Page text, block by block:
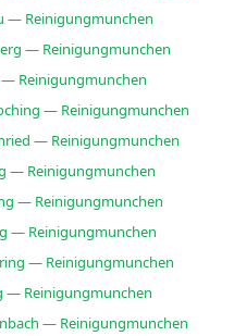
— Reinigungmunchen
— Reinigungmunchen
Reinigungmunchen
— Reinigungmunchen
— Reinigungmunchen
— Reinigungmunchen
— Reinigungmunchen
— Reinigungmunchen
— Reinigungmunchen
— Reinigungmunchen
— Reinigungmunchen